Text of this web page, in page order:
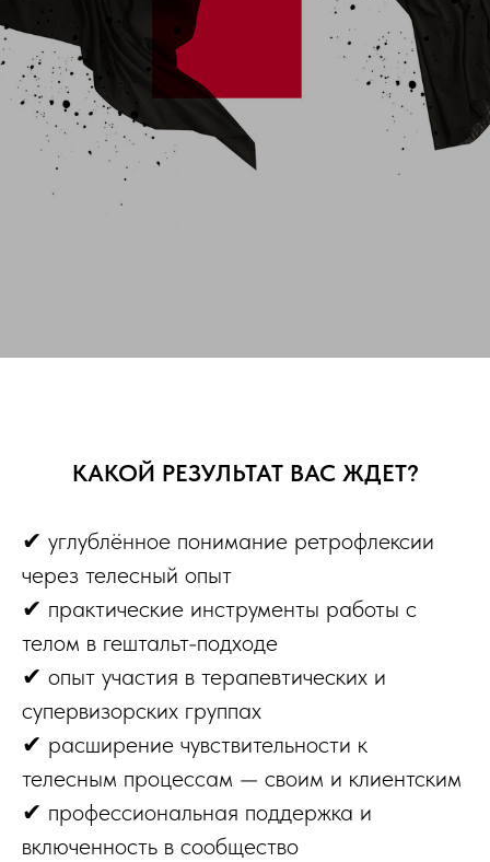
КАКОЙ РЕЗУЛЬТАТ ВАС ЖДЕТ?
✔ углублённое понимание ретрофлексии
через телесный опыт
✔ практические инструменты работы с
телом в гештальт-подходе
✔ опыт участия в терапевтических и
супервизорских группах
✔ расширение чувствительности к
телесным процессам — своим и клиентским
✔ профессиональная поддержка и
включенность в сообщество